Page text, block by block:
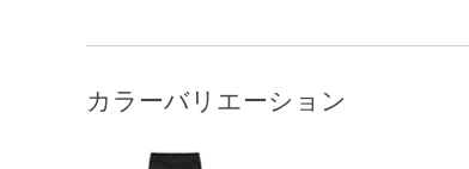
カラーバリエーション